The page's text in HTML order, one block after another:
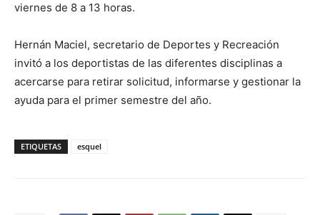
viernes de 8 a 13 horas.
Hernán Maciel, secretario de Deportes y Recreación
invitó a los deportistas de las diferentes disciplinas a
acercarse para retirar solicitud, informarse y gestionar la
ayuda para el primer semestre del año.
ETIQUETAS esquel